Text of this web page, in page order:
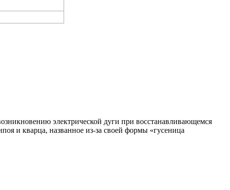
электрической дуги при восстанавливающемся
и кварца, названное из-за своей формы «гусеница